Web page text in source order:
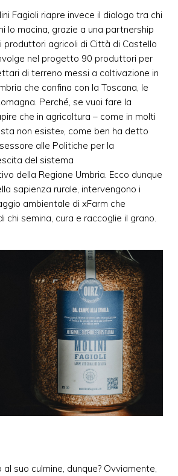
Fagioli riapre invece il dialogo tra chi
lo macina, grazie a una partnership
produttori agricoli di Città di Castello
nel progetto 90 produttori per
di terreno messi a coltivazione in
che confina con la Toscana, le
Perché, se vuoi fare la
che in agricoltura – come in molti
non esiste», come ben ha detto
alle Politiche per la
del sistema
della Regione Umbria. Ecco dunque
sapienza rurale, intervengono i
ambientale di xFarm che
chi semina, cura e raccoglie il grano.
suo culmine, dunque? Ovviamente,